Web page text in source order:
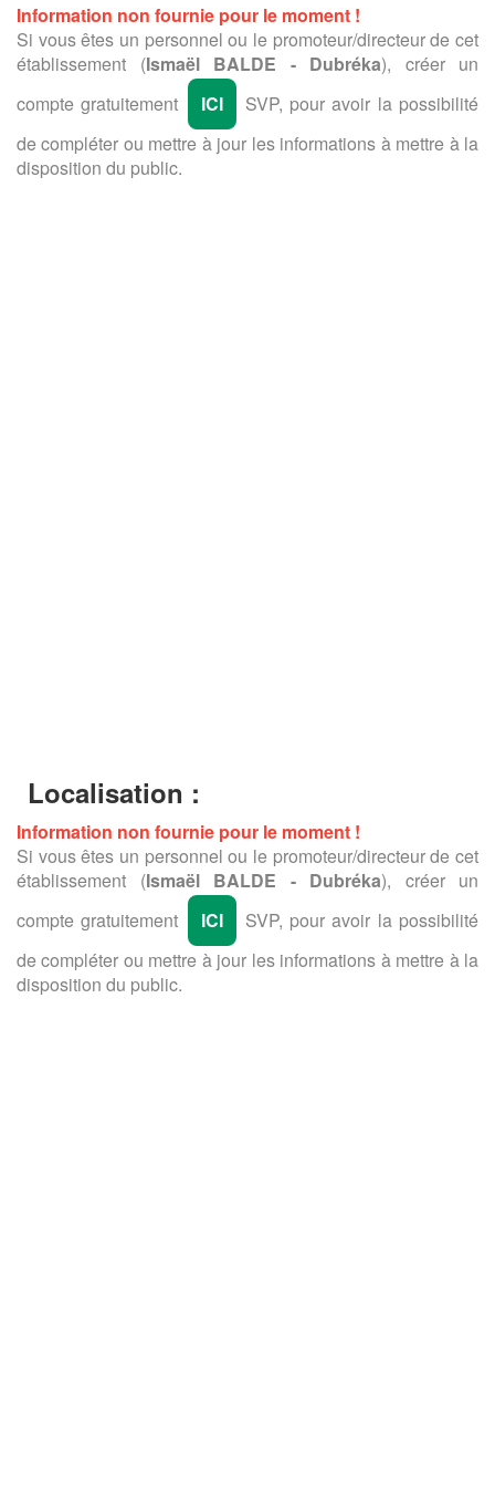
Information non fournie pour le moment !
Si vous êtes un personnel ou le promoteur/directeur de cet
établissement (Ismaël BALDE - Dubréka), créer un
compte gratuitement
ICI
SVP, pour avoir la possibilité
de compléter ou mettre à jour les informations à mettre à la
disposition du public.
Localisation :
Information non fournie pour le moment !
Si vous êtes un personnel ou le promoteur/directeur de cet
établissement (Ismaël BALDE - Dubréka), créer un
compte gratuitement
ICI
SVP, pour avoir la possibilité
de compléter ou mettre à jour les informations à mettre à la
disposition du public.